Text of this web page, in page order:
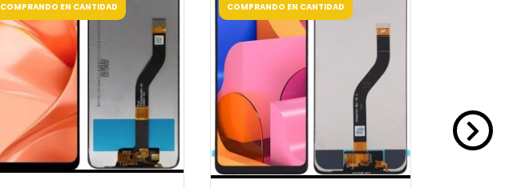
COMPRANDO EN CANTIDAD COMPRANDO EN CANTIDAD